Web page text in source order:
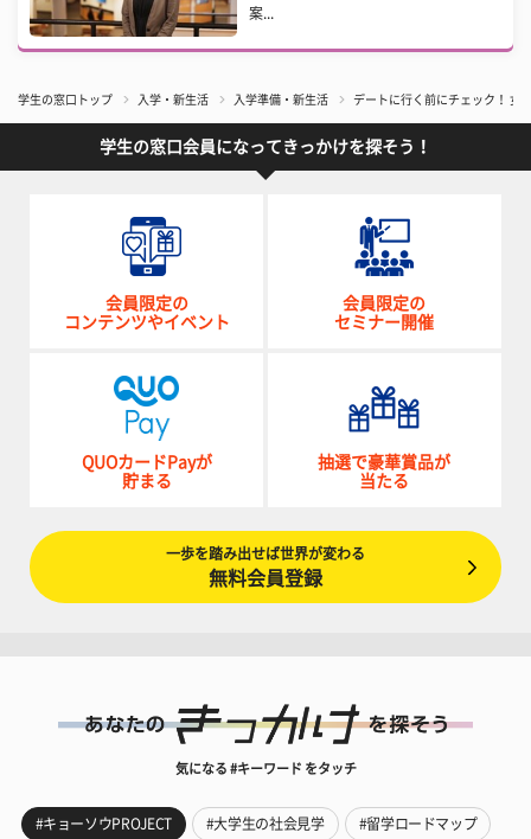
案...
学生の窓口トップ 入学・新生活 入学準備・新生活 デートに行く前にチェック！ 女
学生の窓口会員になってきっかけを探そう！
会員限定の
コンテンツやイベント
会員限定の
セミナー開催
QUOカードPayが
貯まる
抽選で豪華賞品が
当たる
一歩を踏み出せば世界が変わる
無料会員登録
気になる #キーワード をタッチ
#キョーソウPROJECT #大学生の社会見学 #留学ロードマップ